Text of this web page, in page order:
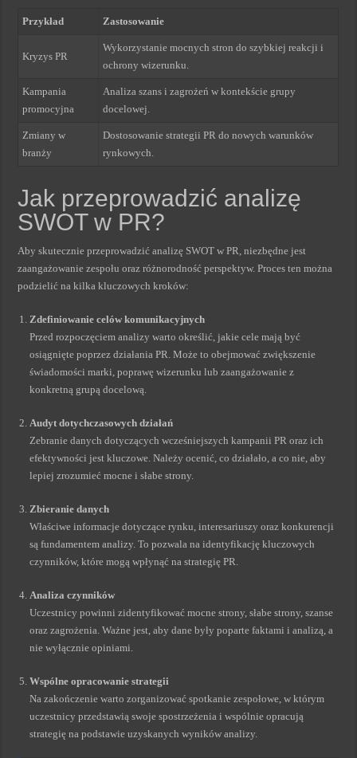
Przykład Zastosowanie
Kryzys PR
Wykorzystanie mocnych stron do szybkiej reakcji i
ochrony wizerunku.
Kampania
promocyjna
Analiza szans i zagrożeń w kontekście grupy
docelowej.
Zmiany w
branży
Dostosowanie strategii PR do nowych warunków
rynkowych.
Jak przeprowadzić analizę
SWOT w PR?
Aby skutecznie przeprowadzić analizę SWOT w PR, niezbędne jest
zaangażowanie zespołu oraz różnorodność perspektyw. Proces ten można
podzielić na kilka kluczowych kroków:
Zdefiniowanie celów komunikacyjnych
Przed rozpoczęciem analizy warto określić, jakie cele mają być
osiągnięte poprzez działania PR. Może to obejmować zwiększenie
świadomości marki, poprawę wizerunku lub zaangażowanie z
konkretną grupą docelową.
Audyt dotychczasowych działań
Zebranie danych dotyczących wcześniejszych kampanii PR oraz ich
efektywności jest kluczowe. Należy ocenić, co działało, a co nie, aby
lepiej zrozumieć mocne i słabe strony.
Zbieranie danych
Właściwe informacje dotyczące rynku, interesariuszy oraz konkurencji
są fundamentem analizy. To pozwala na identyfikację kluczowych
czynników, które mogą wpłynąć na strategię PR.
Analiza czynników
Uczestnicy powinni zidentyfikować mocne strony, słabe strony, szanse
oraz zagrożenia. Ważne jest, aby dane były poparte faktami i analizą, a
nie wyłącznie opiniami.
Wspólne opracowanie strategii
Na zakończenie warto zorganizować spotkanie zespołowe, w którym
uczestnicy przedstawią swoje spostrzeżenia i wspólnie opracują
strategię na podstawie uzyskanych wyników analizy.